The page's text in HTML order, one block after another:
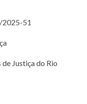
2025-51
Justiça do Rio